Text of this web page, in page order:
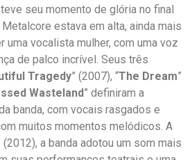
seu momento de glória no final
estava em alta, ainda mais
uma vocalista mulher, com uma voz
de palco incrível. Seus três
Tragedy” (2007), “The Dream”
Wasteland” definiram a
banda, com vocais rasgados e
muitos momentos melódicos. A
(2012), a banda adotou um som mais